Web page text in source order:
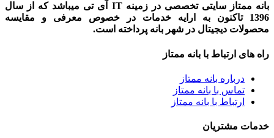
بانه ممتاز سایتی تخصصی در زمینه IT آی تی میباشد که از سال
1396 تاکنون به ارایه خدمات در خصوص معرفی و مقایسه
محصولات دیجیتال در شهر بانه پرداخته است.
راه های ارتباط با بانه ممتاز
درباره بانه ممتاز
تماس با بانه ممتاز
ارتباط با بانه ممتاز
خدمات مشتریان